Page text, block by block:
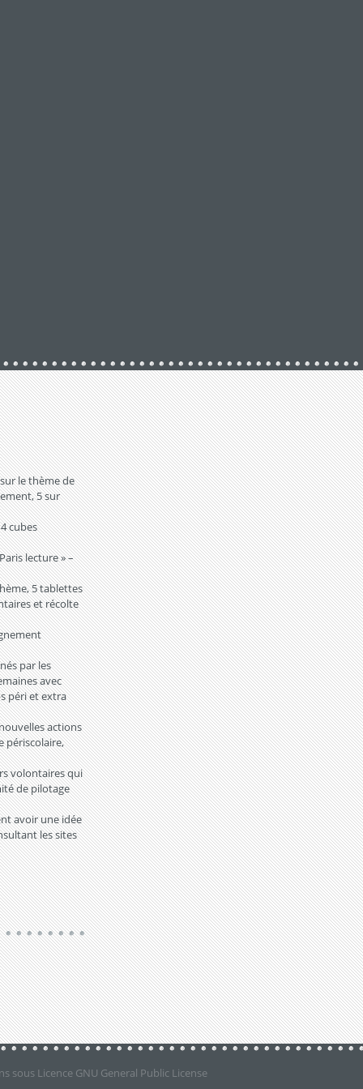
le thème de
5 sur
cubes
lecture » –
5 tablettes
et récolte
par les
avec
péri et extra
actions
périscolaire,
volontaires qui
de pilotage
avoir une idée
les sites
sous Licence GNU General Public License